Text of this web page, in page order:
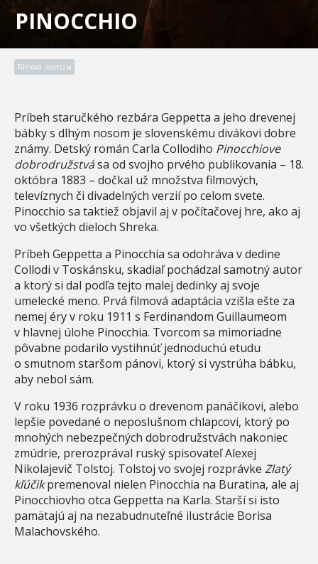
PINOCCHIO
Filmová recenzia
Príbeh staručkého rezbára Geppetta a jeho drevenej
bábky s dlhým nosom je slovenskému divákovi dobre
známy. Detský román Carla Collodiho Pinocchiove
dobrodružstvása od svojho prvého publikovania – 18.
októbra 1883 – dočkal už množstva filmových,
televíznych či divadelných verzií po celom svete.
Pinocchio sa taktiež objavil aj v počítačovej hre, ako aj
vo všetkých dieloch Shreka.
Príbeh Geppetta a Pinocchia sa odohráva v dedine
Collodi v Toskánsku, skadiaľ pochádzal samotný autor
a ktorý si dal podľa tejto malej dedinky aj svoje
umelecké meno. Prvá filmová adaptácia vzišla ešte za
nemej éry v roku 1911 s Ferdinandom Guillaumeom
v hlavnej úlohe Pinocchia. Tvorcom sa mimoriadne
pôvabne podarilo vystihnúť jednoduchú etudu
o smutnom staršom pánovi, ktorý si vystrúha bábku,
aby nebol sám.
V roku 1936 rozprávku o drevenom panáčikovi, alebo
lepšie povedané o neposlušnom chlapcovi, ktorý po
mnohých nebezpečných dobrodružstvách nakoniec
zmúdrie, prerozprával ruský spisovateľ Alexej
Nikolajevič Tolstoj. Tolstoj vo svojej rozprávke Zlatý
kľúčikpremenoval nielen Pinocchia na Buratina, ale aj
Pinocchiovho otca Geppetta na Karla. Starší si isto
pamätajú aj na nezabudnuteľné ilustrácie Borisa
Malachovského.